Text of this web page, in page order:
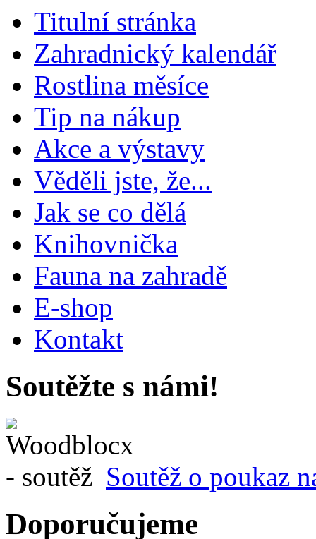
Titulní stránka
Zahradnický kalendář
Rostlina měsíce
Tip na nákup
Akce a výstavy
Věděli jste, že...
Jak se co dělá
Knihovnička
Fauna na zahradě
E-shop
Kontakt
Soutěžte s námi!
Soutěž o poukaz
Doporučujeme